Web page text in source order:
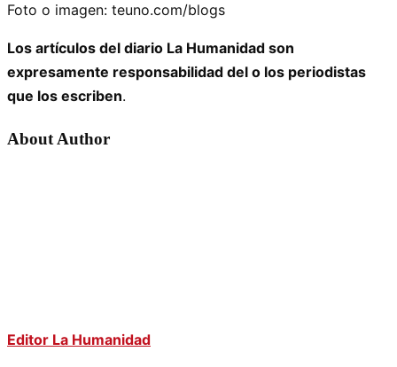
Foto o imagen: teuno.com/blogs
Los artículos del diario La Humanidad son
expresamente responsabilidad del o los periodistas
que los escriben.
About Author
Editor La Humanidad